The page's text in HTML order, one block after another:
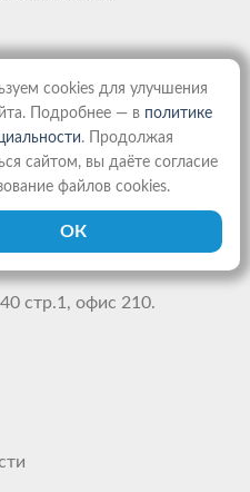
стр.1, офис 210.
cookies для улучшения
Подробнее — в политике
. Продолжая
сайтом, вы даёте согласие
файлов cookies.